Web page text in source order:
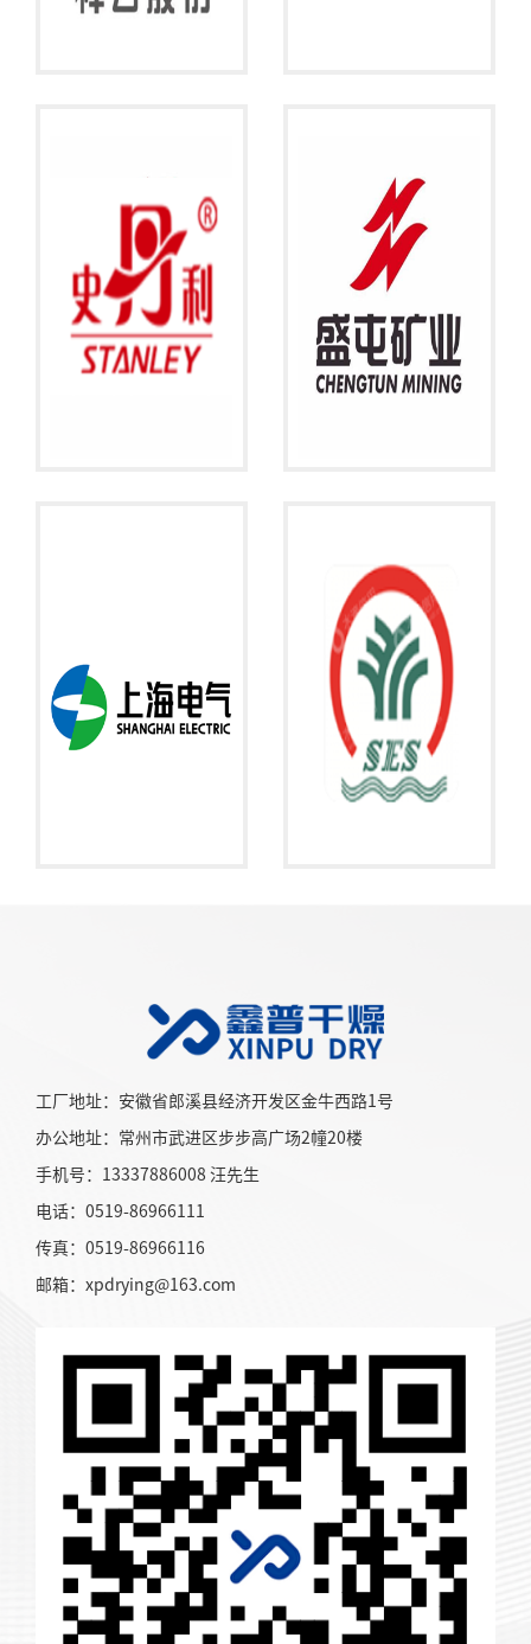
工厂地址：安徽省郎溪县经济开发区金牛西路1号
办公地址：常州市武进区步步高广场2幢20楼
手机号：13337886008 汪先生
电话：0519-86966111
传真：0519-86966116
邮箱：xpdrying@163.com